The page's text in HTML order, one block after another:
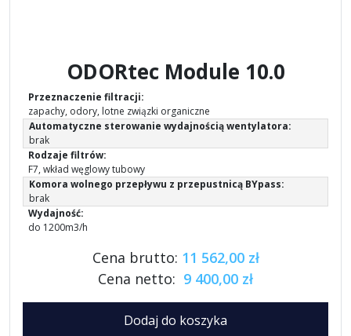
ODORtec Module 10.0
Przeznaczenie filtracji:
zapachy, odory, lotne związki organiczne
Automatyczne sterowanie wydajnością wentylatora:
brak
Rodzaje filtrów:
F7, wkład węglowy tubowy
Komora wolnego przepływu z przepustnicą BYpass:
brak
Wydajność:
do 1200m3/h
Cena brutto: 11 562,00 zł
Cena netto: 9 400,00 zł
Dodaj do koszyka